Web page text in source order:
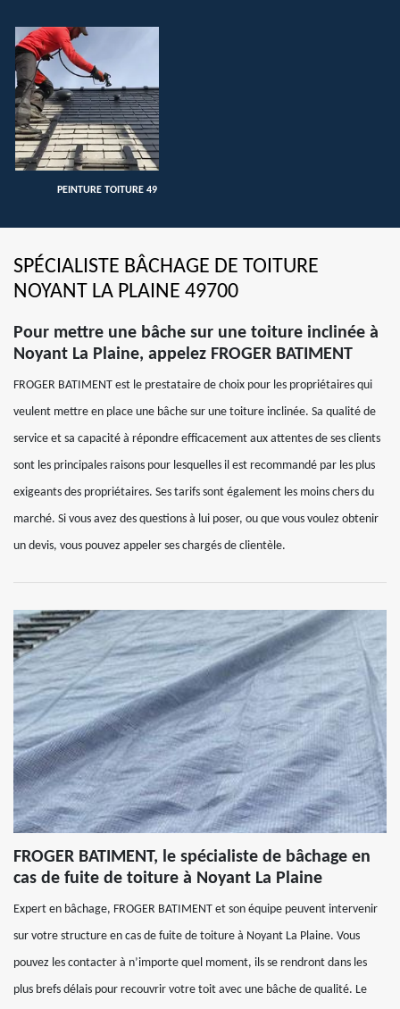
PEINTURE TOITURE 49
SPÉCIALISTE BÂCHAGE DE TOITURE
NOYANT LA PLAINE 49700
Pour mettre une bâche sur une toiture inclinée à
Noyant La Plaine, appelez FROGER BATIMENT
FROGER BATIMENT est le prestataire de choix pour les propriétaires qui
veulent mettre en place une bâche sur une toiture inclinée. Sa qualité de
service et sa capacité à répondre efficacement aux attentes de ses clients
sont les principales raisons pour lesquelles il est recommandé par les plus
exigeants des propriétaires. Ses tarifs sont également les moins chers du
marché. Si vous avez des questions à lui poser, ou que vous voulez obtenir
un devis, vous pouvez appeler ses chargés de clientèle.
FROGER BATIMENT, le spécialiste de bâchage en
cas de fuite de toiture à Noyant La Plaine
Expert en bâchage, FROGER BATIMENT et son équipe peuvent intervenir
sur votre structure en cas de fuite de toiture à Noyant La Plaine. Vous
pouvez les contacter à n’importe quel moment, ils se rendront dans les
plus brefs délais pour recouvrir votre toit avec une bâche de qualité. Le